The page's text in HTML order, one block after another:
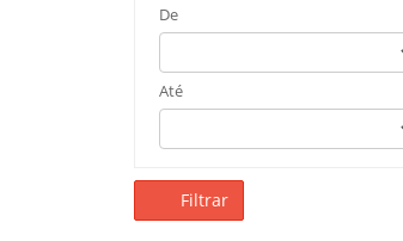
De
Até
Filtrar